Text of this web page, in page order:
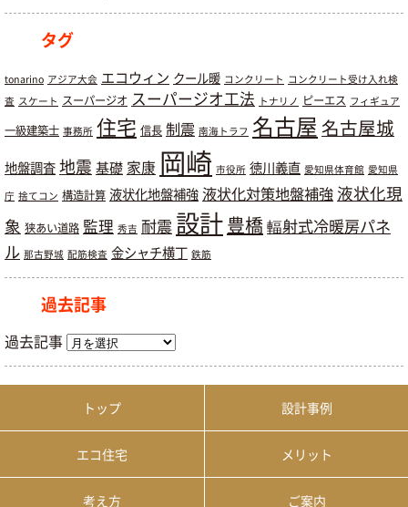
タグ
tonarino アジア大会 エコウィン クール暖 コンクリート コンクリート受け入れ検
査 スケート スーパージオ スーパージオ工法 トナリノ ピーエス フィギュア
一級建築士 事務所 住宅 信長 制震 南海トラフ 名古屋 名古屋城
地盤調査地震 基礎 家康 岡崎 市役所 徳川義直 愛知県体育館 愛知県
庁 捨てコン 構造計算 液状化地盤補強 液状化対策地盤補強 液状化現
象 狭あい道路 監理 秀吉 耐震設計豊橋輻射式冷暖房パネ
ル 那古野城 配筋検査 金シャチ横丁 鉄筋
過去記事
過去記事
トップ 設計事例
エコ住宅 メリット
考え方 ご案内